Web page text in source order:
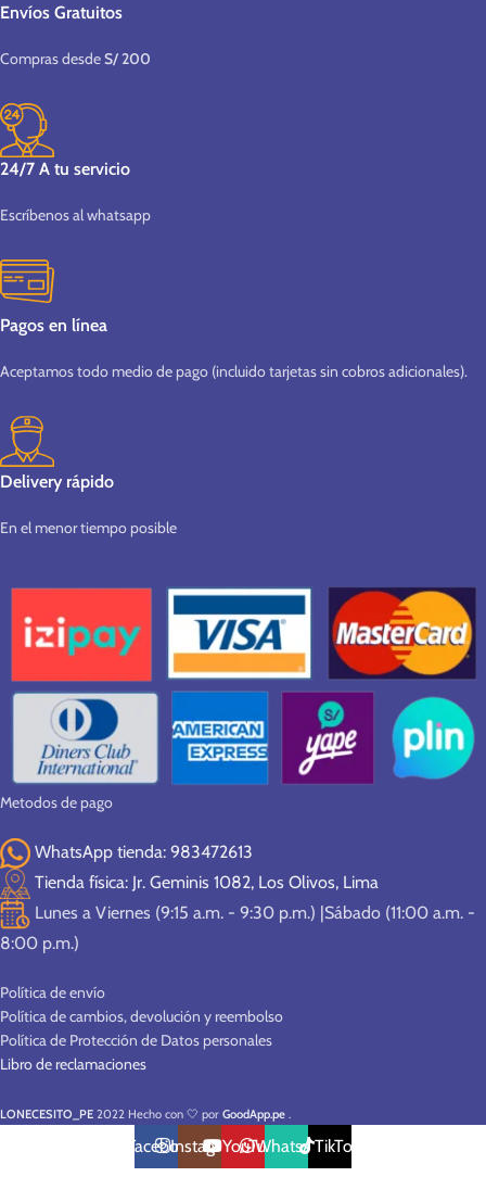
Envíos Gratuitos
Compras desdeS/ 200
24/7 A tu servicio
Escríbenos al whatsapp
Pagos en línea
Aceptamos todo medio de pago (incluido tarjetas sin cobros adicionales).
Delivery rápido
En el menor tiempo posible
Metodos de pago
WhatsApp tienda: 983472613
Tienda física: Jr. Geminis 1082, Los Olivos, Lima
Lunes a Viernes (9:15 a.m. - 9:30 p.m.) |Sábado (11:00 a.m. -
8:00 p.m.)
Política de envío
Política de cambios, devolución y reembolso
Política de Protección de Datos personales
Libro de reclamaciones
LONECESITO_PE 2022 Hecho con 🤍 por GoodApp.pe .
FacebookInstagramYouTubeWhatsAppTikTok